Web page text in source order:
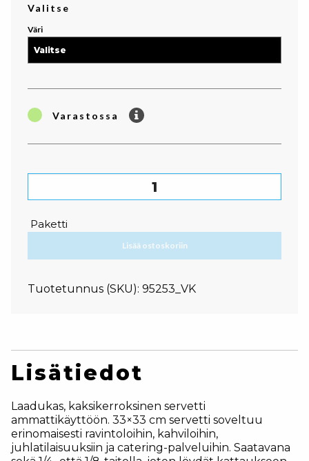
Valitse
Väri
Varastossa
Ruukkuservetti, 1/8 taitto, 33x33cm määrä
Paketti
Lisää ostoskoriin
Tuotetunnus (SKU): 95253_VK
Lisätiedot
Laadukas, kaksikerroksinen servetti
ammattikäyttöön. 33×33 cm servetti soveltuu
erinomaisesti ravintoloihin, kahviloihin,
juhlatilaisuuksiin ja catering-palveluihin. Saatavana